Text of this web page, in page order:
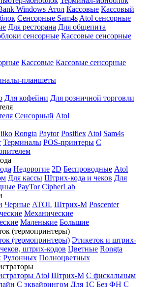
Windows Атол Кассовые Кассовый
Сенсорные Sam4s Atol сенсорные
Для ресторана Для общепита
сенсорные Кассовые сенсорные
Кассовые Кассовые сенсорные
планшеты
Для кофейни Для розничной торговли
Сенсорный Atol
iiko Rongta Paytor Posiflex Atol Sam4s
Терминалы POS-принтеры С
Недорогие 2D Беспроводные Atol
Для кассы Штрих-кода и чеков Для
PayTor CipherLab
Черные ATOL Штрих-М Poscenter
Механические
Маленькие Большие
(термопринтеры)
(термопринтеры) Этикеток и штрих-
штрих-кодов Цветные Rongta
Рулонных Полноцветных
Atol Штрих-М С фискальным
С эквайрингом Для 1С Без ФН С